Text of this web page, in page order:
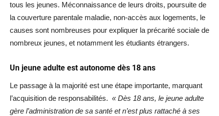
tous les jeunes. Méconnaissance de leurs droits, poursuite de
la couverture parentale maladie, non-accès aux logements, le
causes sont nombreuses pour expliquer la précarité sociale de
nombreux jeunes, et notamment les étudiants étrangers.
Un jeune adulte est autonome dès 18 ans
Le passage à la majorité est une étape importante, marquant
l’acquisition de responsabilités. « Dès 18 ans, le jeune adulte
gère l’administration de sa santé et n’est plus rattaché à ses